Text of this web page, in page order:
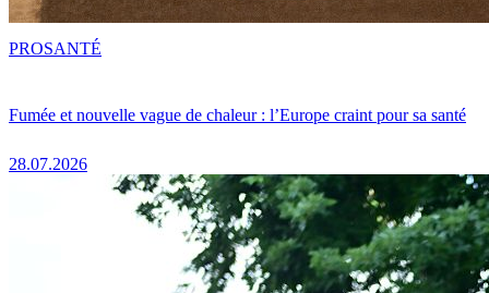
Fumée et nouvelle vague de chaleur : l’Europe craint pour sa santé
28.07.2026
PROSANTÉ